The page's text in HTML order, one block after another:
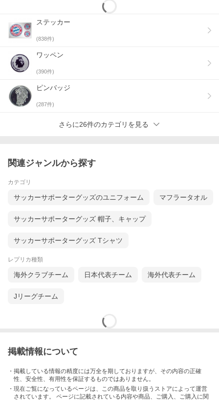
ステッカー
(838件)
ワッペン
(390件)
ピンバッジ
(287件)
さらに26件のカテゴリを見る
関連ジャンルから探す
カテゴリ
サッカーサポーターグッズのユニフォーム マフラータオル
サッカーサポーターグッズ 帽子、キャップ
サッカーサポーターグッズ Tシャツ
レプリカ種類
海外クラブチーム 日本代表チーム 海外代表チーム
Jリーグチーム
掲載情報について
・掲載している情報の精度には万全を期しておりますが、その内容の正確
性、安全性、有用性を保証するものではありません。
・現在ご覧になっているページは、この商品を取り扱うストアによって運営
されています。 ページに記載されている内容や商品、ご購入 、ご購入に関